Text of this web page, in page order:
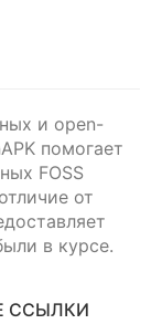
и open-
помогает
FOSS
от
в курсе.
ССЫЛКИ